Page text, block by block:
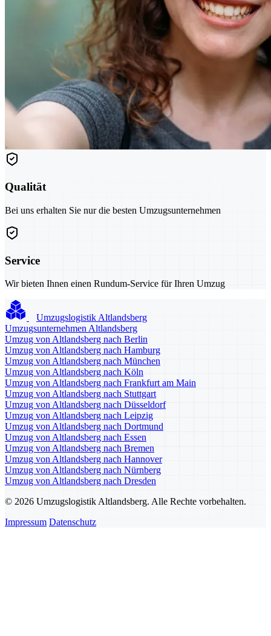
Qualität
Bei uns erhalten Sie nur die besten Umzugsunternehmen
Service
Wir bieten Ihnen einen Rundum-Service für Ihren Umzug
Umzugslogistik Altlandsberg
Umzugsunternehmen Altlandsberg
Umzug von Altlandsberg nach Berlin
Umzug von Altlandsberg nach Hamburg
Umzug von Altlandsberg nach München
Umzug von Altlandsberg nach Köln
Umzug von Altlandsberg nach Frankfurt am Main
Umzug von Altlandsberg nach Stuttgart
Umzug von Altlandsberg nach Düsseldorf
Umzug von Altlandsberg nach Leipzig
Umzug von Altlandsberg nach Dortmund
Umzug von Altlandsberg nach Essen
Umzug von Altlandsberg nach Bremen
Umzug von Altlandsberg nach Hannover
Umzug von Altlandsberg nach Nürnberg
Umzug von Altlandsberg nach Dresden
© 2026 Umzugslogistik Altlandsberg. Alle Rechte vorbehalten.
Impressum Datenschutz